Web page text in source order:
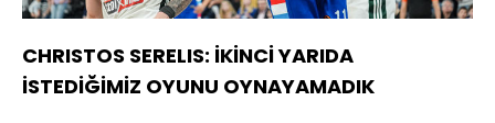
CHRISTOS SERELIS: İKİNCİ YARIDA
İSTEDİĞİMİZ OYUNU OYNAYAMADIK